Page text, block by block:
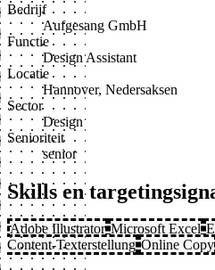
Bedrijf
Aufgesang GmbH
Functie
Design Assistant
Locatie
Hannover, Nedersaksen
Sector
Design
Senioriteit
senior
Skills en
Adobe Illustrator Microsoft Excel
Content-Texterstellung Online Copy